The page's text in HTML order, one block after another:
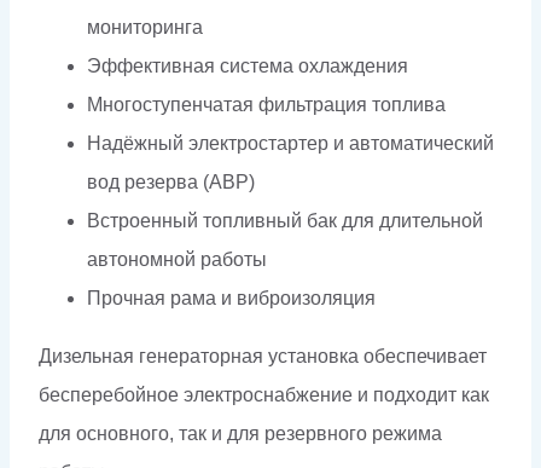
мониторинга
Эффективная система охлаждения
Многоступенчатая фильтрация топлива
Надёжный электростартер и автоматический
вод резерва (АВР)
Встроенный топливный бак для длительной
автономной работы
Прочная рама и виброизоляция
Дизельная генераторная установка обеспечивает
бесперебойное электроснабжение и подходит как
для основного, так и для резервного режима